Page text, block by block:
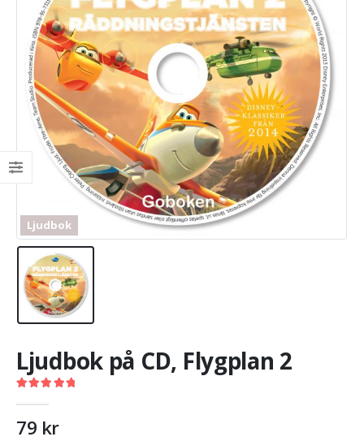
Ljudbok
Ljudbok på CD, Flygplan 2
79 kr